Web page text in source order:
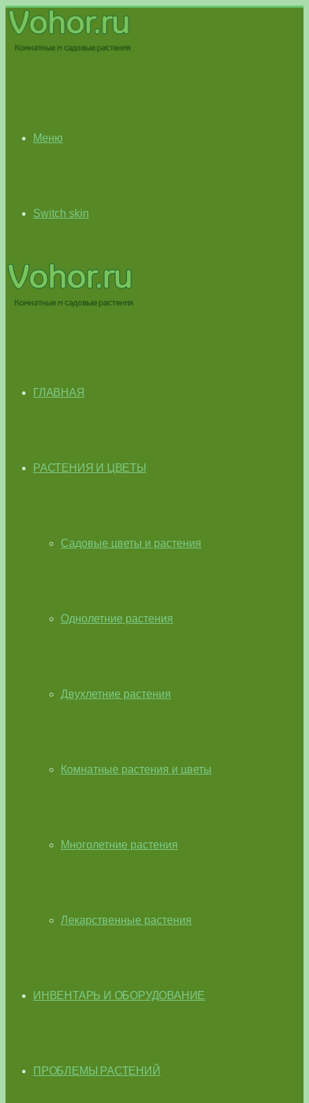
Меню
Switch skin
ГЛАВНАЯ
РАСТЕНИЯ И ЦВЕТЫ
Садовые цветы и растения
Однолетние растения
Двухлетние растения
Комнатные растения и цветы
Многолетние растения
Лекарственные растения
ИНВЕНТАРЬ И ОБОРУДОВАНИЕ
ПРОБЛЕМЫ РАСТЕНИЙ